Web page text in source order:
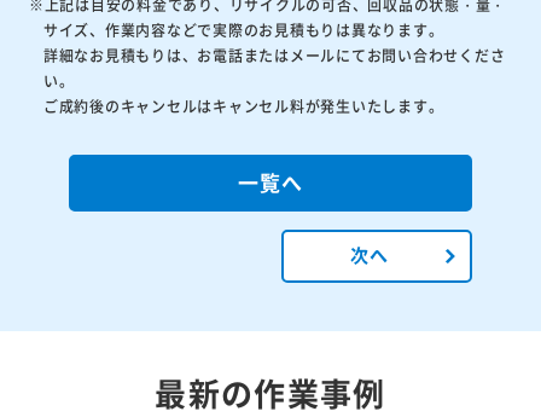
※上記は目安の料金であり、リサイクルの可否、回収品の状態・量・
サイズ、作業内容などで実際のお見積もりは異なります。
詳細なお見積もりは、お電話またはメールにてお問い合わせくださ
い。
ご成約後のキャンセルはキャンセル料が発生いたします。
一覧へ
次へ
最新の作業事例